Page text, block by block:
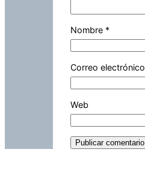
Nombre *
Correo electrónico
Web